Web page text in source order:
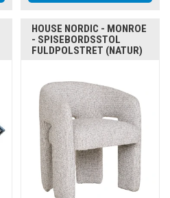
HOUSE NORDIC - MONROE
- SPISEBORDSSTOL
FULDPOLSTRET (NATUR)